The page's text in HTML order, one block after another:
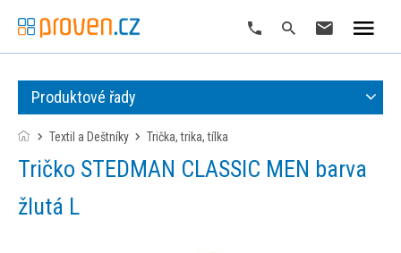
Produktové řady
Textil a Deštníky trička, trika, tílka
Tričko STEDMAN CLASSIC MEN barva
žlutá L